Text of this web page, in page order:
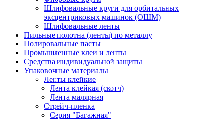
Шлифовальные круги для орбитальных
эксцентриковых машинок (ОШМ)
Шлифовальные ленты
Пильные полотна (ленты) по металлу
Полировальные пасты
Промышленные клеи и ленты
Средства индивидуальной защиты
Упаковочные материалы
Ленты клейкие
Лента клейкая (скотч)
Лента малярная
Стрейч-пленка
Серия "Багажная"